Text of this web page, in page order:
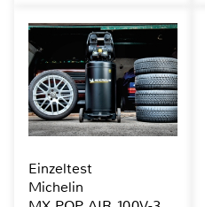
Einzeltest
Michelin